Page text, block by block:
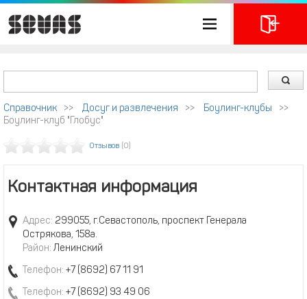
Справочник >> Досуг и развлечения >> Боулинг-клубы
>>
Боулинг-клуб "Глобус"
Отзывов (0)
Контактная информация
Адрес: 299055, г.Севастополь, проспект Генерала
Острякова, 158а.
Район: Ленинский
Телефон: +7 (8692) 67 11 91
Телефон: +7 (8692) 93 49 06